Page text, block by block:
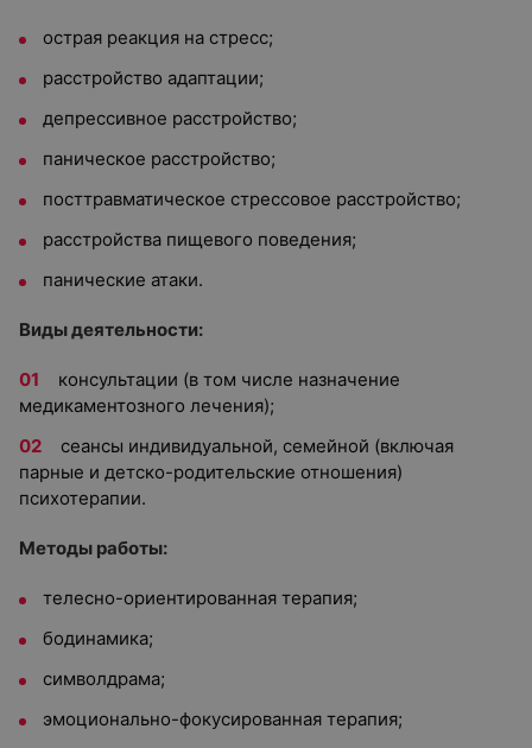
острая реакция на стресс;
расстройство адаптации;
депрессивное расстройство;
паническое расстройство;
посттравматическое стрессовое расстройство;
расстройства пищевого поведения;
панические атаки.
Виды деятельности:
консультации (в том числе назначение
медикаментозного лечения);
сеансы индивидуальной, семейной (включая
парные и детско-родительские отношения)
психотерапии.
Методы работы:
телесно-ориентированная терапия;
бодинамика;
символдрама;
эмоционально-фокусированная терапия;